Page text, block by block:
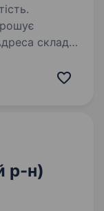
користувача
р-н)